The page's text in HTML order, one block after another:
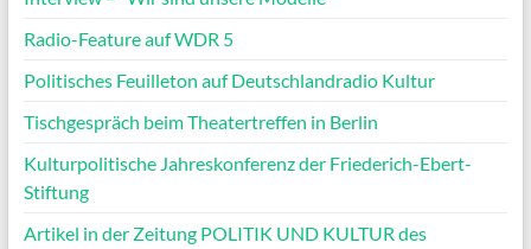
Radio-Feature auf WDR 5
Politisches Feuilleton auf Deutschlandradio Kultur
Tischgespräch beim Theatertreffen in Berlin
Kulturpolitische Jahreskonferenz der Friederich-Ebert-
Stiftung
Artikel in der Zeitung POLITIK UND KULTUR des